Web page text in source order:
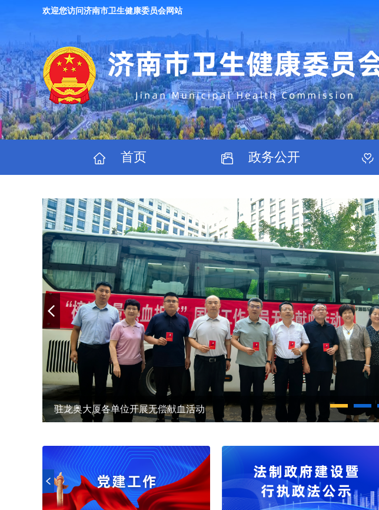
欢迎您访问济南市卫生健康委员会网站
首页 政务公开
驻龙奥大厦各单位开展无偿献血活动